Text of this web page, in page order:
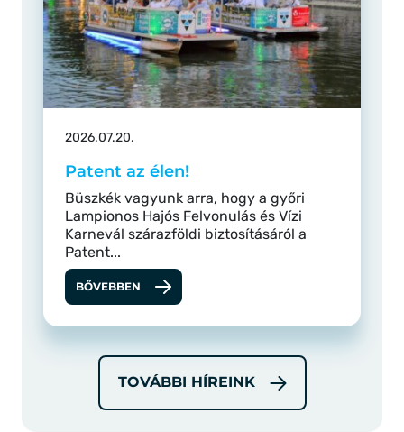
2026.07.20.
Patent az élen!
Büszkék vagyunk arra, hogy a győri
Lampionos Hajós Felvonulás és Vízi
Karnevál szárazföldi biztosításáról a
Patent...
BŐVEBBEN
TOVÁBBI HÍREINK